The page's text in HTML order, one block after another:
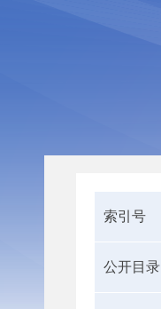
索引号
公开目录